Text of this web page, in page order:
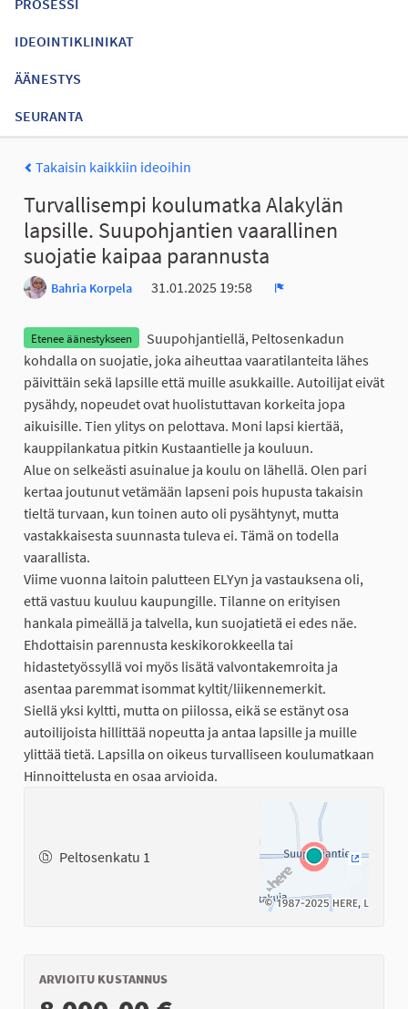
IDEOINTIKLINIKAT
ÄÄNESTYS
SEURANTA
Takaisin kaikkiin ideoihin
Turvallisempi koulumatka Alakylän
lapsille. Suupohjantien vaarallinen
suojatie kaipaa parannusta
Bahria Korpela
31.01.2025 19:58
Etenee äänestykseen
Suupohjantiellä, Peltosenkadun
kohdalla on suojatie, joka aiheuttaa vaaratilanteita lähes
päivittäin sekä lapsille että muille asukkaille. Autoilijat eivät
pysähdy, nopeudet ovat huolistuttavan korkeita jopa
aikuisille. Tien ylitys on pelottava. Moni lapsi kiertää,
kauppilankatua pitkin Kustaantielle ja kouluun.
Alue on selkeästi asuinalue ja koulu on lähellä. Olen pari
kertaa joutunut vetämään lapseni pois hupusta takaisin
tieltä turvaan, kun toinen auto oli pysähtynyt, mutta
vastakkaisesta suunnasta tuleva ei. Tämä on todella
vaarallista.
Viime vuonna laitoin palutteen ELYyn ja vastauksena oli,
että vastuu kuuluu kaupungille. Tilanne on erityisen
hankala pimeällä ja talvella, kun suojatietä ei edes näe.
Ehdottaisin parennusta keskikorokkeella tai
hidastetyössyllä voi myös lisätä valvontakemroita ja
asentaa paremmat isommat kyltit/liikennemerkit.
Siellä yksi kyltti, mutta on piilossa, eikä se estänyt osa
autoilijoista hillittää nopeutta ja antaa lapsille ja muille
ylittää tietä. Lapsilla on oikeus turvalliseen koulumatkaan
Hinnoittelusta en osaa arvioida.
Peltosenkatu 1
ARVIOITU KUSTANNUS